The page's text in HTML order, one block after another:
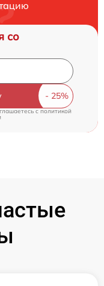
со
cполитикой